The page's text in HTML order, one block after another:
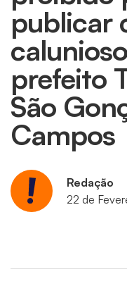
publicar
prefeito
São
Campos
Redação
22 de